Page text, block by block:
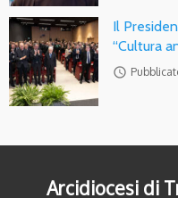
Il
“Cultura
access_time
Arcidiocesi di